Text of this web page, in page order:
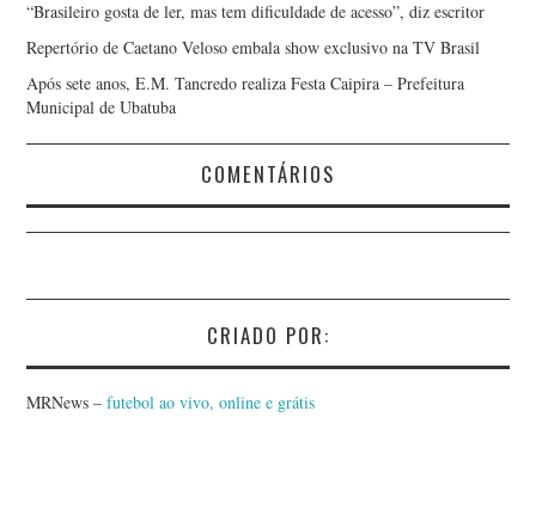
“Brasileiro gosta de ler, mas tem dificuldade de acesso”, diz escritor
Repertório de Caetano Veloso embala show exclusivo na TV Brasil
Após sete anos, E.M. Tancredo realiza Festa Caipira – Prefeitura
Municipal de Ubatuba
COMENTÁRIOS
CRIADO POR:
MRNews –futebol ao vivo, online e grátis